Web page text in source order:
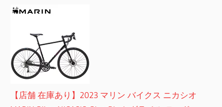
【店舗 在庫あり】2023 マリン バイクス ニカシオ